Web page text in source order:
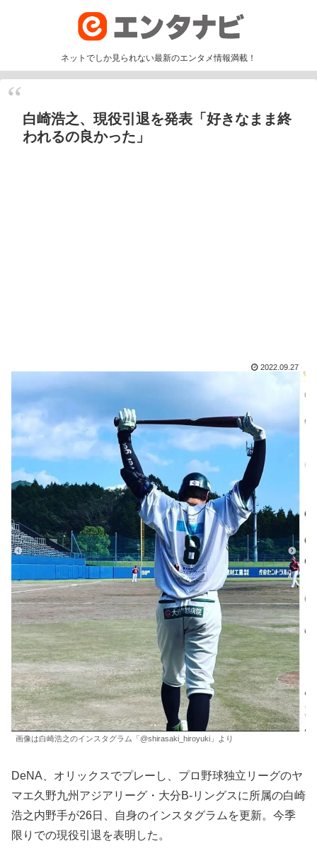
ネットでしか見られない最新のエンタメ情報満載！
白崎浩之、現役引退を発表「好きなまま終
われるの良かった」
2022.09.27
画像は白崎浩之のインスタグラム「@shirasaki_hiroyuki」より
DeNA、オリックスでプレーし、プロ野球独立リーグのヤ
マエ久野九州アジアリーグ・大分B-リングスに所属の白崎
浩之内野手が26日、自身のインスタグラムを更新。今季
限りでの現役引退を表明した。